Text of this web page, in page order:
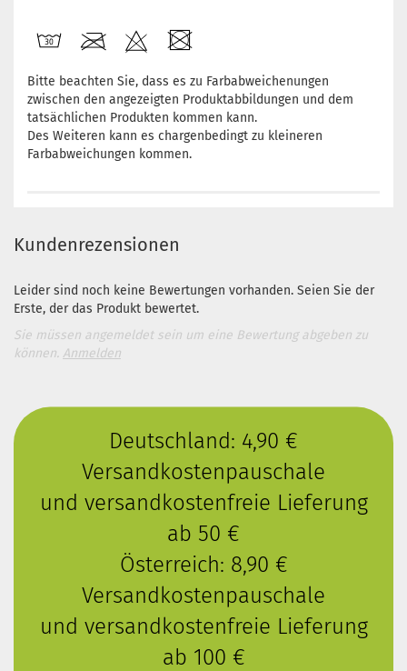
Bitte beachten Sie, dass es zu Farbabweichenungen
zwischen den angezeigten Produktabbildungen und dem
tatsächlichen Produkten kommen kann.
Des Weiteren kann es chargenbedingt zu kleineren
Farbabweichungen kommen.
Kundenrezensionen
Leider sind noch keine Bewertungen vorhanden. Seien Sie der
Erste, der das Produkt bewertet.
Sie müssen angemeldet sein um eine Bewertung abgeben zu
können. Anmelden
Deutschland: 4,90 €
Versandkostenpauschale
und versandkostenfreie Lieferung
ab 50 €
Österreich: 8,90 €
Versandkostenpauschale
und versandkostenfreie Lieferung
ab 100 €